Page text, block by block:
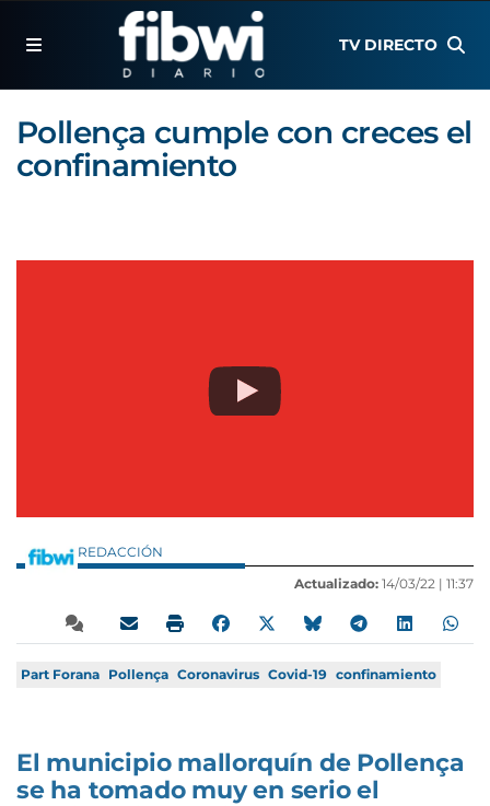
TV DIRECTO
Pollença cumple con creces el
confinamiento
REDACCIÓN
Actualizado: 14/03/22 | 11:37
Part Forana Pollença Coronavirus Covid-19 confinamiento
El municipio mallorquín de Pollença
se ha tomado muy en serio el